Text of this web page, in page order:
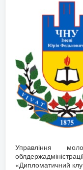
Управління
«Дипломатичний